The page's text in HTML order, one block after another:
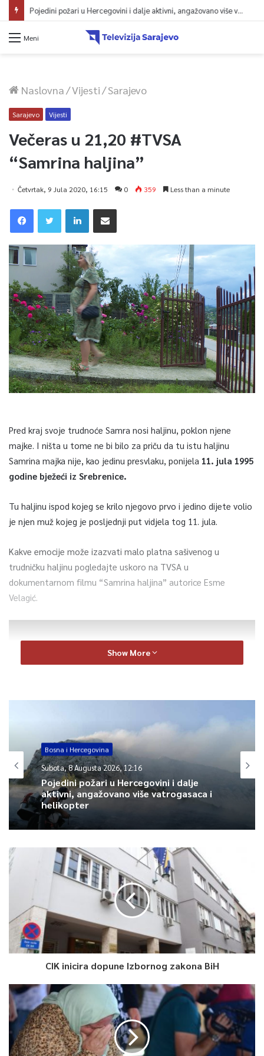
Narednih dana sunčano i vruće, na jugu zemlje temperatura do 41 stepen
Meni
Naslovna/Vijesti/Sarajevo
Sarajevo Vijesti
Večeras u 21,20 #TVSA
“Samrina haljina”
Četvrtak, 9 Jula 2020, 16:15 0 359 Less than a minute
Pred kraj svoje trudnoće Samra nosi haljinu, poklon njene
majke. I ništa u tome ne bi bilo za priču da tu istu haljinu
Samrina majka nije, kao jedinu presvlaku, ponijela 11. jula 1995
godine bježeći iz Srebrenice.
Tu haljinu ispod kojeg se krilo njegovo prvo i jedino dijete volio
je njen muž kojeg je posljednji put vidjela tog 11. jula.
Kakve emocije može izazvati malo platna sašivenog u
trudničku haljinu pogledajte uskoro na TVSA u
dokumentarnom filmu “Samrina haljina” autorice Esme
Velagić.
0
Show More
Bosna i Hercegovina
Subota, 8 Augusta 2026, 12:16
Pojedini požari u Hercegovini i dalje
aktivni, angažovano više vatrogasaca i
helikopter
CIK inicira dopune Izbornog zakona BiH